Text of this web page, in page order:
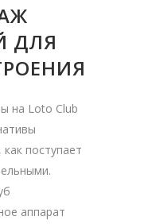
ДЛЯ
на Loto Club
поступает
аппарат